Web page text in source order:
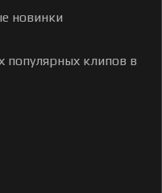
новинки
популярных клипов в